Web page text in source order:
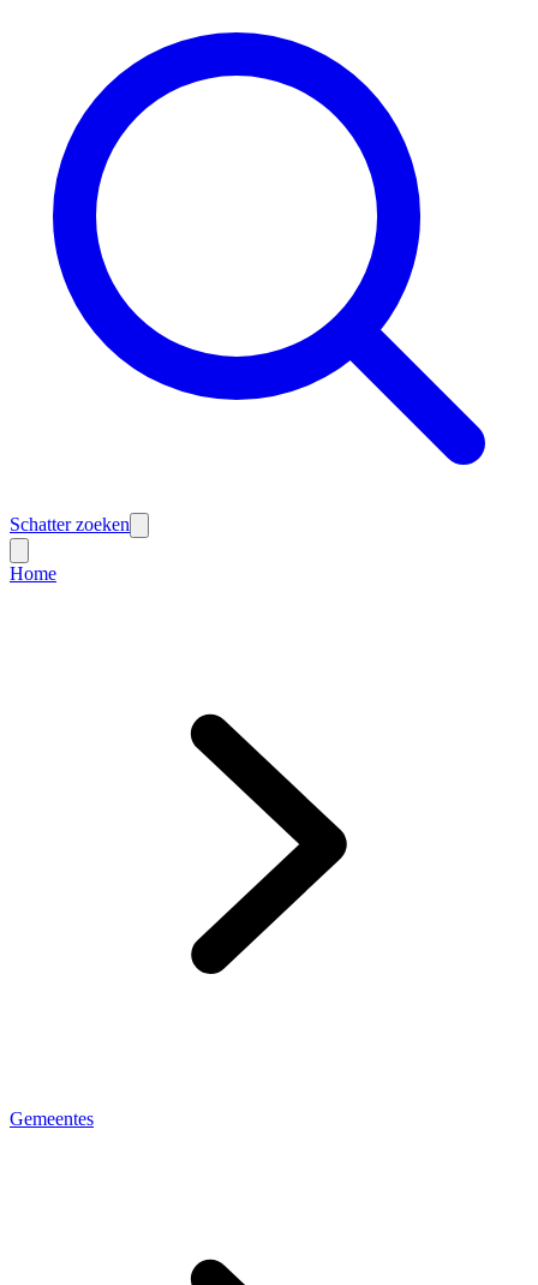
Schatter zoeken
Home
Gemeentes